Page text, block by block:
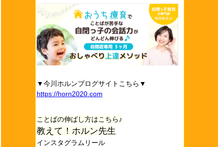
▼今川ホルンブログサイトこちら▼
https://horn2020.com
ことばの伸ばし方はこちら♪
教えて！ホルン先生
インスタグラムリール